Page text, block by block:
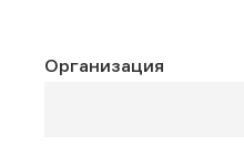
Организация